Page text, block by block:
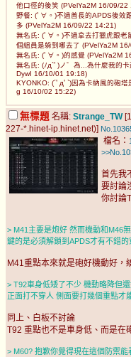
他口徑的後笑 (PVelYa2M 16/09/22
野餐: (ﾟ∀。)不過酋長的APDS後效
多 (PVelYa2M 16/09/22 14:21)
無名氏: (ﾟ∀。)不過拿去打獵虎跟老
個組員是躲到哪去了 (PVelYa2M
無名氏: (ﾟ∀。)的感覺 (PVelYa2M
無名氏: (ﾉд`ﾟ)ノ゛為...為什麼我的
DywI 16/10/01 19:18)
KYONKO: (´ﾟдﾟ`)因為卡納風的砲
g 16/10/02 15:22)
無標題 名稱: Strange_TW
227-*.hinet-ip.hinet.net)]
檔名：
首先我
要討論
你討論
> M41主要是炮好 然而機動和M46
鍵的是必須解鎖到APDS才有不錯
M41重點本來就是砲好機動好，
> T92車身低矮了不少 機動略降但
正面打不穿人 側面要打幾個重點才
同上、白板不討論
T92 重點也不是車身低、而是在
> M60? 抱歉你覺得現在這個防禦